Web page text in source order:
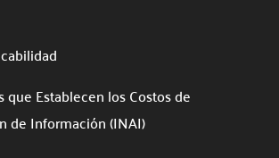
que Establecen los Costos de
de Información (INAI)